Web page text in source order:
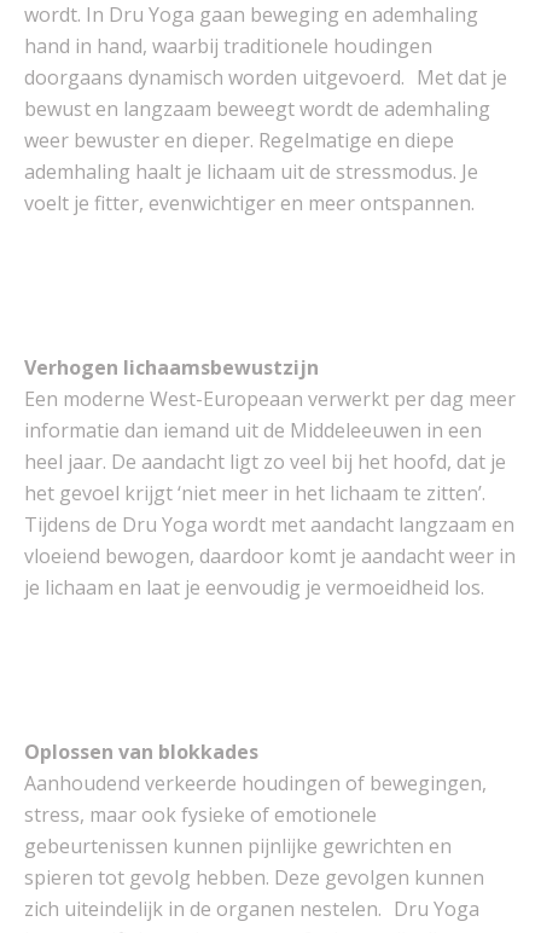
wordt. In Dru Yoga gaan beweging en ademhaling
hand in hand, waarbij traditionele houdingen
doorgaans dynamisch worden uitgevoerd. Met dat je
bewust en langzaam beweegt wordt de ademhaling
weer bewuster en dieper. Regelmatige en diepe
ademhaling haalt je lichaam uit de stressmodus. Je
voelt je fitter, evenwichtiger en meer ontspannen.
Verhogen lichaamsbewustzijn
Een moderne West-Europeaan verwerkt per dag meer
informatie dan iemand uit de Middeleeuwen in een
heel jaar. De aandacht ligt zo veel bij het hoofd, dat je
het gevoel krijgt ‘niet meer in het lichaam te zitten’.
Tijdens de Dru Yoga wordt met aandacht langzaam en
vloeiend bewogen, daardoor komt je aandacht weer in
je lichaam en laat je eenvoudig je vermoeidheid los.
Oplossen van blokkades
Aanhoudend verkeerde houdingen of bewegingen,
stress, maar ook fysieke of emotionele
gebeurtenissen kunnen pijnlijke gewrichten en
spieren tot gevolg hebben. Deze gevolgen kunnen
zich uiteindelijk in de organen nestelen. Dru Yoga